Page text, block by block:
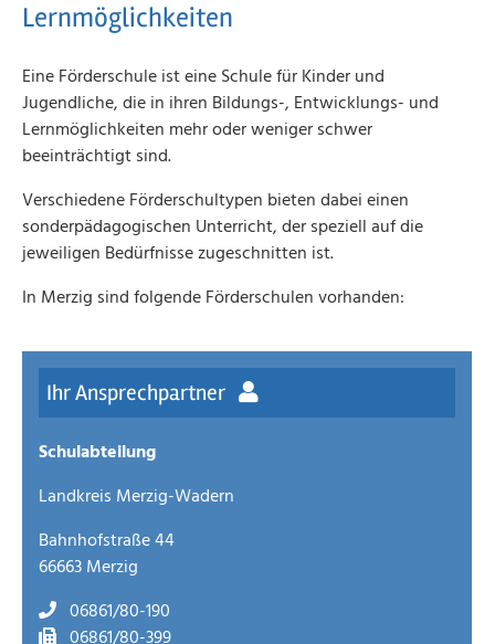
Lernmöglichkeiten
Eine Förderschule ist eine Schule für Kinder und
Jugendliche, die in ihren Bildungs-, Entwicklungs- und
Lernmöglichkeiten mehr oder weniger schwer
beeinträchtigt sind.
Verschiedene Förderschultypen bieten dabei einen
sonderpädagogischen Unterricht, der speziell auf die
jeweiligen Bedürfnisse zugeschnitten ist.
In Merzig sind folgende Förderschulen vorhanden:
Ihr Ansprechpartner
Schulabteilung
Landkreis Merzig-Wadern
Bahnhofstraße 44
66663 Merzig
06861/80-190